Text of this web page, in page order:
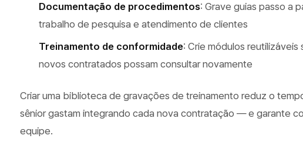
Documentação de procedimentos: Grave guias passo a
trabalho de pesquisa e atendimento de clientes
Treinamento de conformidade: Crie módulos
novos contratados possam consultar novamente
Criar uma biblioteca de gravações de treinamento reduz o
sênior gastam integrando cada nova contratação — e garante
equipe.